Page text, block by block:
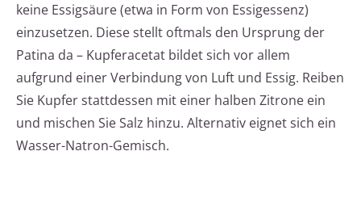
keine Essigsäure (etwa in Form von Essigessenz)
einzusetzen. Diese stellt oftmals den Ursprung der
Patina da – Kupferacetat bildet sich vor allem
aufgrund einer Verbindung von Luft und Essig. Reiben
Sie Kupfer stattdessen mit einer halben Zitrone ein
und mischen Sie Salz hinzu. Alternativ eignet sich ein
Wasser-Natron-Gemisch.